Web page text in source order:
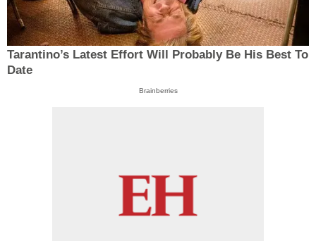
Tarantino’s Latest Effort Will Probably Be His Best To
Date
Brainberries